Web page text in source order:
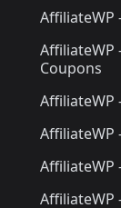
AffiliateWP
AffiliateWP
Coupons
AffiliateWP
AffiliateWP
AffiliateWP
AffiliateWP